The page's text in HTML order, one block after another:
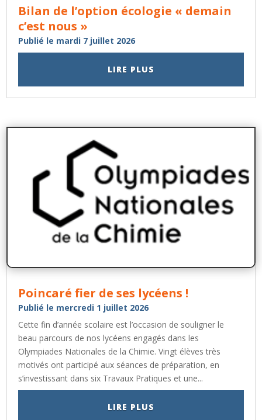
Bilan de l’option écologie « demain
c’est nous »
Publié le mardi 7 juillet 2026
LIRE PLUS
Poincaré fier de ses lycéens !
Publié le mercredi 1 juillet 2026
Cette fin d’année scolaire est l’occasion de souligner le
beau parcours de nos lycéens engagés dans les
Olympiades Nationales de la Chimie. Vingt élèves très
motivés ont participé aux séances de préparation, en
s’investissant dans six Travaux Pratiques et une...
LIRE PLUS